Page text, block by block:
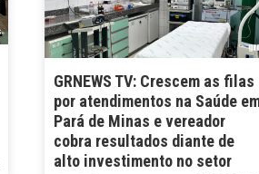
GRNEWS TV: Crescem as filas
por atendimentos na Saúde
Pará de Minas e vereador
cobra resultados diante de
alto investimento no setor